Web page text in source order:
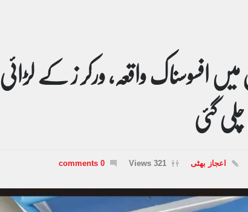
افسوسناک واقعہ، ورکر ز کے لڑائی
گئی
اعجاز بھٹی 321 Views
0 comments